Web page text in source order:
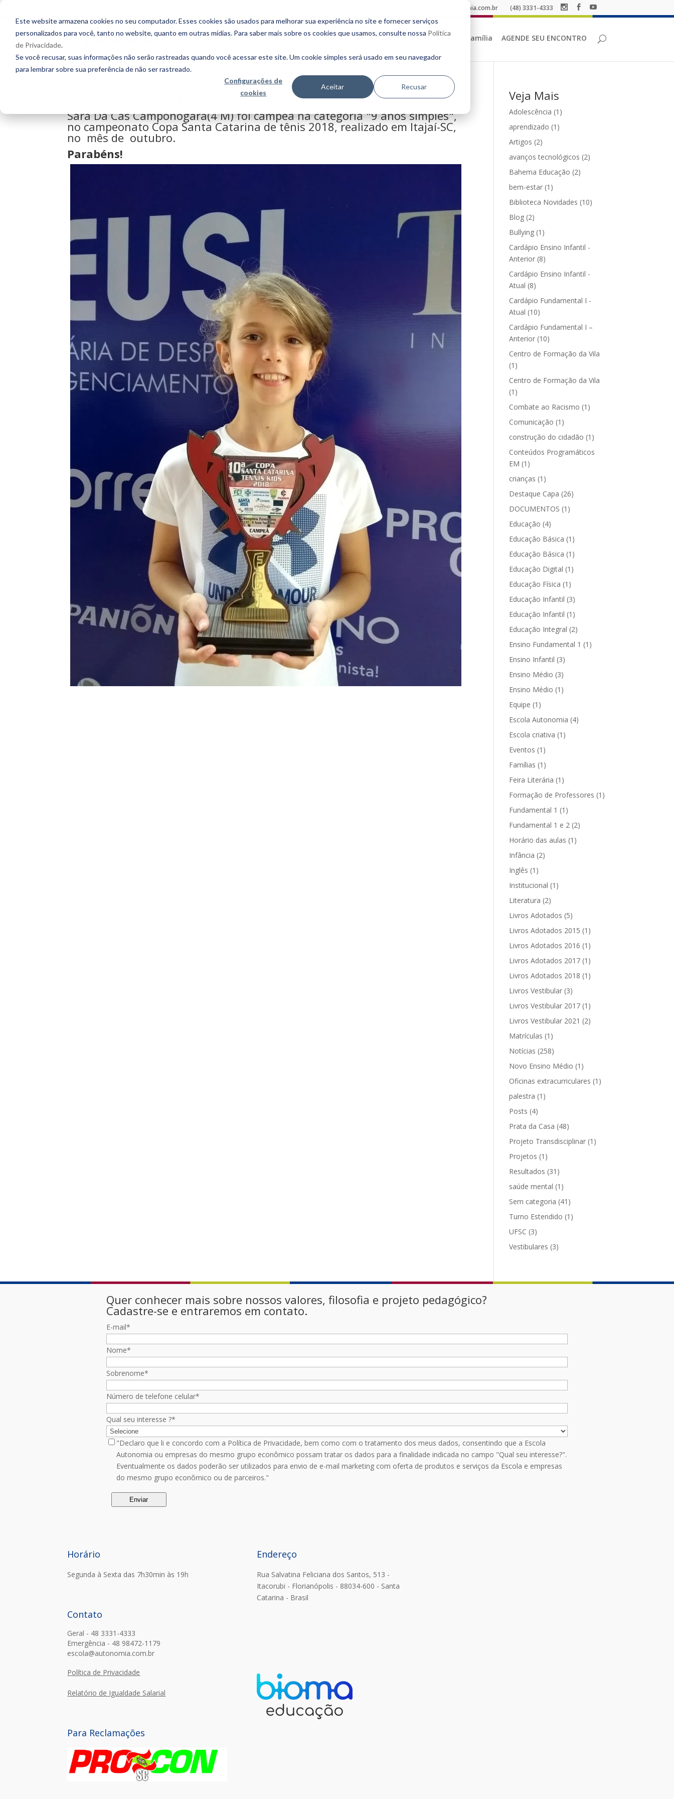
Este website armazena cookies no seu computador. Esses cookies são usados ​​para melhorar sua experiência no site e fornecer serviços
personalizados para você, tanto no website, quanto em outras mídias. Para saber mais sobre os cookies que usamos, consulte nossa Política
de Privacidade.
Se você recusar, suas informações não serão rastreadas quando você acessar este site. Um cookie simples será usado em seu navegador
para lembrar sobre sua preferência de não ser rastreado.
Configurações de
cookies
Aceitar Recusar
escola@autonomia.com.br(48) 3331-4333
A Escola Vestibulares Secretaria Blog Extensão Curricular Portal da Família AGENDE SEU ENCONTRO
Sara Da Cas Camponogara(4 M) foi campeã na categoria "9 anos simples",
no campeonato Copa Santa Catarina de tênis 2018, realizado em Itajaí-SC,
no mês de outubro.
Parabéns!
Veja Mais
Adolescência (1)
aprendizado (1)
Artigos (2)
avanços tecnológicos (2)
Bahema Educação (2)
bem-estar (1)
Biblioteca Novidades (10)
Blog (2)
Bullying (1)
Cardápio Ensino Infantil -
Anterior (8)
Cardápio Ensino Infantil -
Atual (8)
Cardápio Fundamental I -
Atual (10)
Cardápio Fundamental I –
Anterior (10)
Centro de Formação da Vila
(1)
Centro de Formação da Vila
(1)
Combate ao Racismo (1)
Comunicação (1)
construção do cidadão (1)
Conteúdos Programáticos
EM (1)
crianças (1)
Destaque Capa (26)
DOCUMENTOS (1)
Educação (4)
Educação Básica (1)
Educação Básica (1)
Educação Digital (1)
Educação Física (1)
Educação Infantil (3)
Educação Infantil (1)
Educação Integral (2)
Ensino Fundamental 1 (1)
Ensino Infantil (3)
Ensino Médio (3)
Ensino Médio (1)
Equipe (1)
Escola Autonomia (4)
Escola criativa (1)
Eventos (1)
Famílias (1)
Feira Literária (1)
Formação de Professores (1)
Fundamental 1 (1)
Fundamental 1 e 2 (2)
Horário das aulas (1)
Infância (2)
Inglês (1)
Institucional (1)
Literatura (2)
Livros Adotados (5)
Livros Adotados 2015 (1)
Livros Adotados 2016 (1)
Livros Adotados 2017 (1)
Livros Adotados 2018 (1)
Livros Vestibular (3)
Livros Vestibular 2017 (1)
Livros Vestibular 2021 (2)
Matrículas (1)
Notícias (258)
Novo Ensino Médio (1)
Oficinas extracurriculares (1)
palestra (1)
Posts (4)
Prata da Casa (48)
Projeto Transdisciplinar (1)
Projetos (1)
Resultados (31)
saúde mental (1)
Sem categoria (41)
Turno Estendido (1)
UFSC (3)
Vestibulares (3)
Quer conhecer mais sobre nossos valores, filosofia e projeto pedagógico?
Cadastre-se e entraremos em contato.
E-mail*
Nome*
Sobrenome*
Número de telefone celular*
Qual seu interesse ?*
"Declaro que li e concordo com a Política de Privacidade, bem como com o tratamento dos meus dados, consentindo que a Escola
Autonomia ou empresas do mesmo grupo econômico possam tratar os dados para a finalidade indicada no campo "Qual seu interesse?".
Eventualmente os dados poderão ser utilizados para envio de e-mail marketing com oferta de produtos e serviços da Escola e empresas
do mesmo grupo econômico ou de parceiros."
Horário
Segunda à Sexta das 7h30min às 19h
Contato
Geral - 48 3331-4333
Emergência - 48 98472-1179
escola@autonomia.com.br
Política de Privacidade
Relatório de Igualdade Salarial
Para Reclamações
Endereço
Rua Salvatina Feliciana dos Santos, 513 -
Itacorubi - Florianópolis - 88034-600 - Santa
Catarina - Brasil